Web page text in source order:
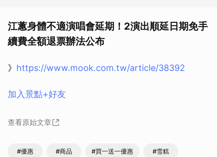
江蕙身體不適演唱會延期！2演出順延日期免手
續費全額退票辦法公布
》 https://www.mook.com.tw/article/38392
加入景點+好友
查看原始文章
#優惠 #商品 #買一送一優惠 #雪糕